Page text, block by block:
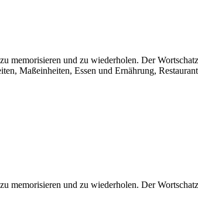
und zu wiederholen. Der
Maßeinheiten, Essen und Ernährung,
und zu wiederholen. Der